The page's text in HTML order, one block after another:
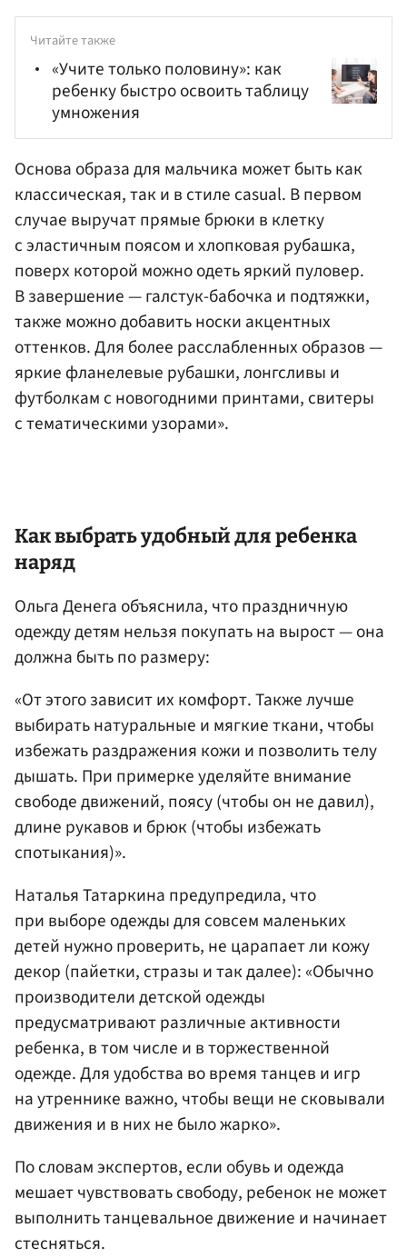
Читайте также
«Учите только половину»: как
ребенку быстро освоить таблицу
умножения
Основа образа для мальчика может быть как
классическая, так и в стиле casual. В первом
случае выручат прямые брюки в клетку
с эластичным поясом и хлопковая рубашка,
поверх которой можно одеть яркий пуловер.
В завершение — галстук-бабочка и подтяжки,
также можно добавить носки акцентных
оттенков. Для более расслабленных образов —
яркие фланелевые рубашки, лонгсливы и
футболкам с новогодними принтами, свитеры
с тематическими узорами».
Как выбрать удобный для ребенка
наряд
Ольга Денега объяснила, что праздничную
одежду детям нельзя покупать на вырост — она
должна быть по размеру:
«От этого зависит их комфорт. Также лучше
выбирать натуральные и мягкие ткани, чтобы
избежать раздражения кожи и позволить телу
дышать. При примерке уделяйте внимание
свободе движений, поясу (чтобы он не давил),
длине рукавов и брюк (чтобы избежать
спотыкания)».
Наталья Татаркина предупредила, что
при выборе одежды для совсем маленьких
детей нужно проверить, не царапает ли кожу
декор (пайетки, стразы и так далее): «Обычно
производители детской одежды
предусматривают различные активности
ребенка, в том числе и в торжественной
одежде. Для удобства во время танцев и игр
на утреннике важно, чтобы вещи не сковывали
движения и в них не было жарко».
По словам экспертов, если обувь и одежда
мешает чувствовать свободу, ребенок не может
выполнить танцевальное движение и начинает
стесняться.